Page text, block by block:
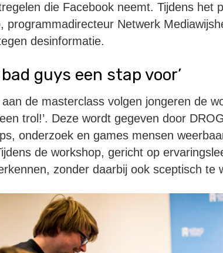
die Facebook neemt. Tijdens het
programmadirecteur Netwerk
desinformatie.
bad guys een stap voor’
de masterclass volgen jongeren de
trol!’. Deze wordt gegeven door
onderzoek en games mensen
de workshop, gericht op
zonder daarbij ook sceptisch te